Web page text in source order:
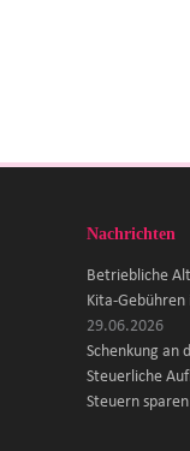
Nachrichten
Betriebliche
Kita-Gebühren
29.06.2026
Schenkung an
Steuerliche
Steuern